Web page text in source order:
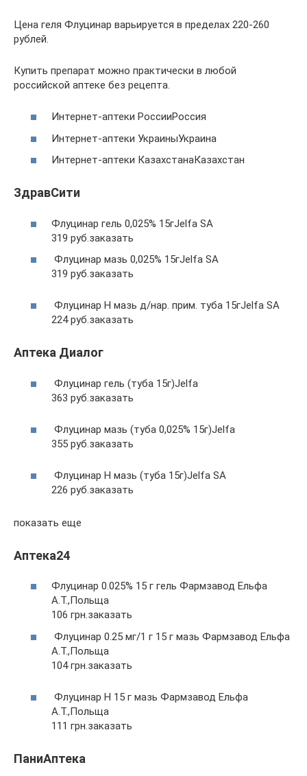
Цена геля Флуцинар варьируется в пределах 220-260
рублей.
Купить препарат можно практически в любой
российской аптеке без рецепта.
Интернет-аптеки РоссииРоссия
Интернет-аптеки УкраиныУкраина
Интернет-аптеки КазахстанаКазахстан
ЗдравСити
Флуцинар гель 0,025% 15гJelfa SA
319 руб.заказать
Флуцинар мазь 0,025% 15гJelfa SA
319 руб.заказать
Флуцинар Н мазь д/нар. прим. туба 15гJelfa SA
224 руб.заказать
Аптека Диалог
Флуцинар гель (туба 15г)Jelfa
363 руб.заказать
Флуцинар мазь (туба 0,025% 15г)Jelfa
355 руб.заказать
Флуцинар Н мазь (туба 15г)Jelfa SA
226 руб.заказать
показать еще
Аптека24
Флуцинар 0.025% 15 г гель Фармзавод Ельфа
А.Т.,Польща
106 грн.заказать
Флуцинар 0.25 мг/1 г 15 г мазь Фармзавод Ельфа
А.Т.,Польща
104 грн.заказать
Флуцинар Н 15 г мазь Фармзавод Ельфа
А.Т.,Польща
111 грн.заказать
ПаниАптека